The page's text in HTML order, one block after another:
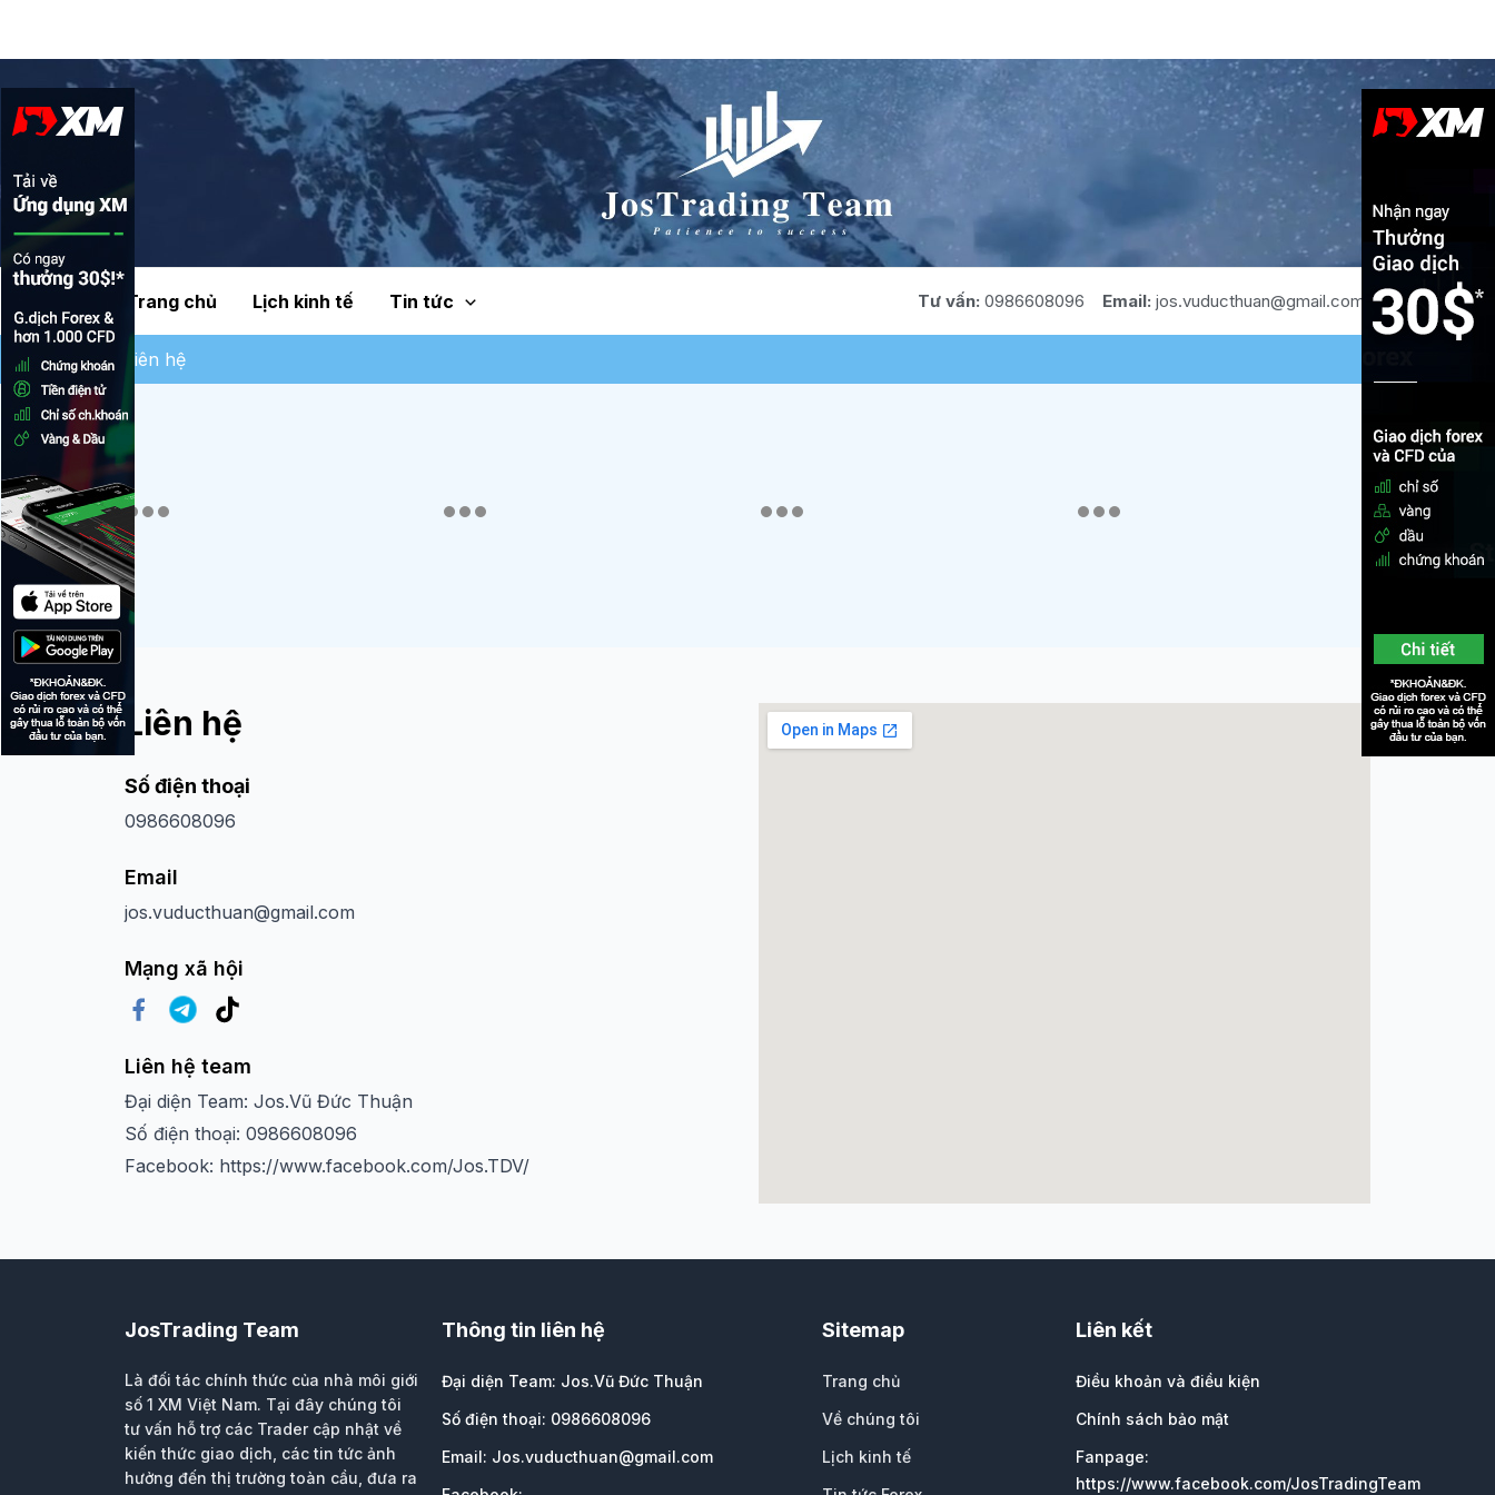
Trang chủ Lịch kinh tế Tin tức Tư vấn: 0986608096 Email: jos.vuducthuan@gmail.com
Liên hệ
Liên hệ
Số điện thoại
0986608096
Email
jos.vuducthuan@gmail.com
Mạng xã hội
Liên hệ team
Đại diện Team: Jos.Vũ Đức Thuận
Số điện thoại: 0986608096
Facebook: https://www.facebook.com/Jos.TDV/
JosTrading Team
Là đối tác chính thức của nhà môi giới
số 1 XM Việt Nam. Tại đây chúng tôi
tư vấn hỗ trợ các Trader cập nhật về
kiến thức giao dịch, các tin tức ảnh
hưởng đến thị trường toàn cầu, đưa ra
Thông tin liên hệ
Đại diện Team: Jos.Vũ Đức Thuận
Số điện thoại: 0986608096
Email: Jos.vuducthuan@gmail.com
Sitemap
Trang chủ
Về chúng tôi
Lịch kinh tế
Liên kết
Điều khoản và điều kiện
Chính sách bảo mật
Fanpage:
https://www.facebook.com/JosTradingTeam